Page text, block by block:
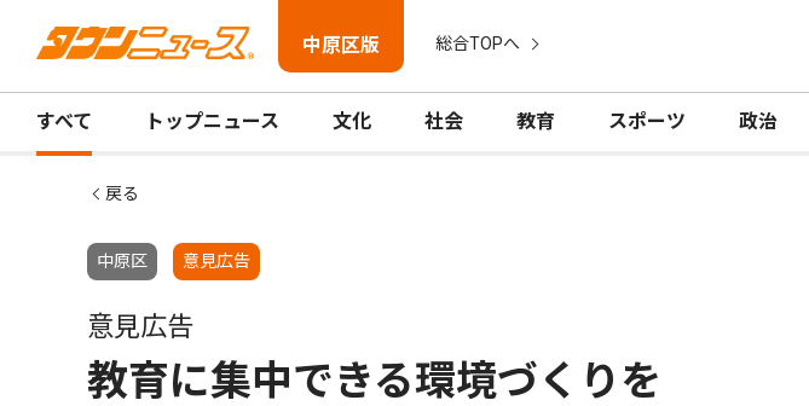
中原区版 総合TOPへ
すべて トップニュース 文化 社会 教育 スポーツ 政治
戻る
中原区 意見広告
意見広告
教育に集中できる環境づくりを